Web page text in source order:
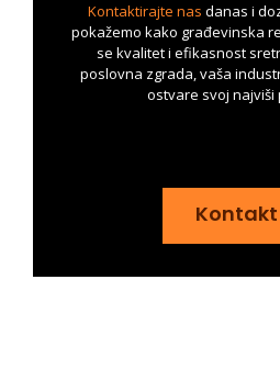
Kontaktirajte nas danas i
pokažemo kako građevinska
se kvalitet i efikasnost
poslovna zgrada, vaša
ostvare svoj najviši
Kontakt